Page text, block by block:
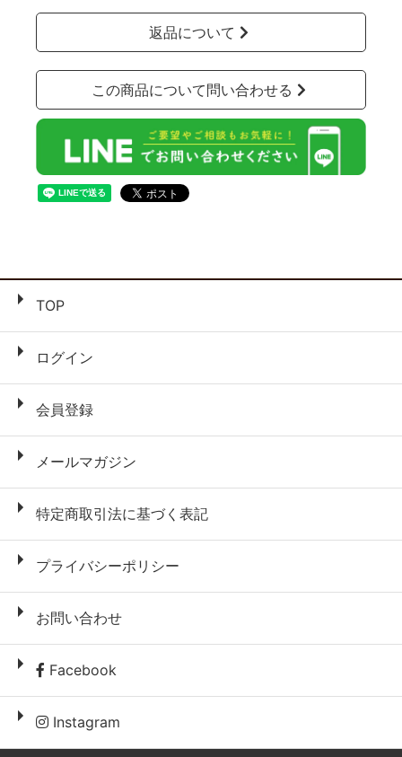
返品について
この商品について問い合わせる
TOP
ログイン
会員登録
メールマガジン
特定商取引法に基づく表記
プライバシーポリシー
お問い合わせ
Facebook
Instagram